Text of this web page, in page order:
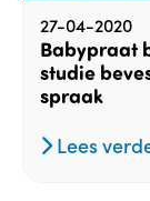
27-04-2020
Babypraat
studie
spraak
Lees